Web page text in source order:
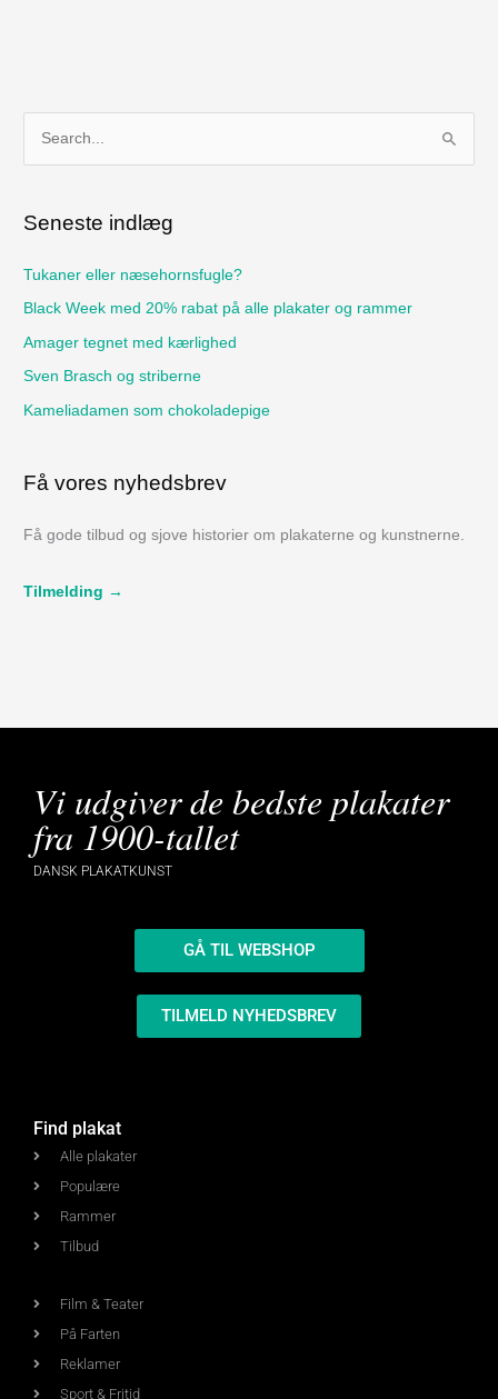
e
r
:
Seneste indlæg
Tukaner eller næsehornsfugle?
Black Week med 20% rabat på alle plakater og rammer
Amager tegnet med kærlighed
Sven Brasch og striberne
Kameliadamen som chokoladepige
Få vores nyhedsbrev
Få gode tilbud og sjove historier om plakaterne og kunstnerne.
Tilmelding →
Vi udgiver de bedste plakater
fra 1900-tallet
DANSK PLAKATKUNST
GÅ TIL WEBSHOP
TILMELD NYHEDSBREV
Find plakat
Alle plakater
Populære
Rammer
Tilbud
Film & Teater
På Farten
Reklamer
Sport & Fritid